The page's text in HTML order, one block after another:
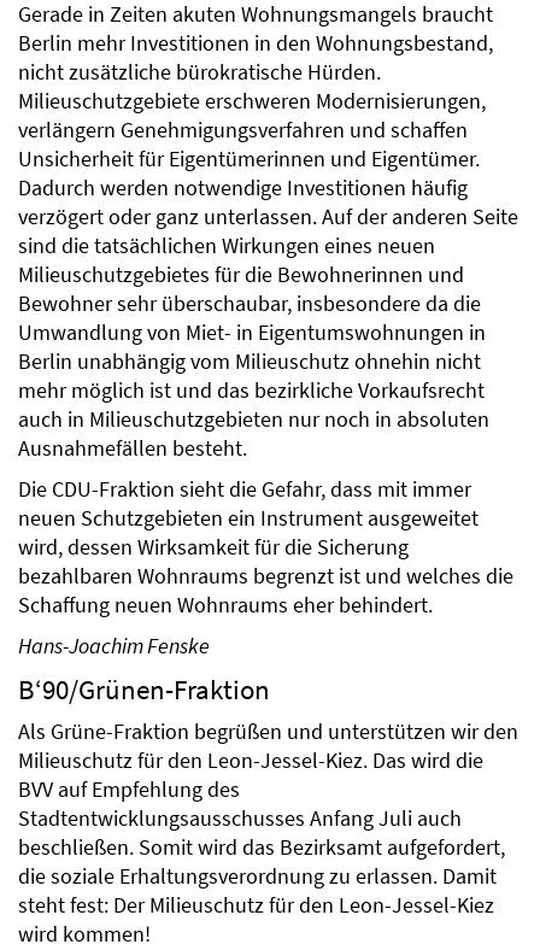
Gerade in Zeiten akuten Wohnungsmangels braucht
Berlin mehr Investitionen in den Wohnungsbestand,
nicht zusätzliche bürokratische Hürden.
Milieuschutzgebiete erschweren Modernisierungen,
verlängern Genehmigungsverfahren und schaffen
Unsicherheit für Eigentümerinnen und Eigentümer.
Dadurch werden notwendige Investitionen häufig
verzögert oder ganz unterlassen. Auf der anderen Seite
sind die tatsächlichen Wirkungen eines neuen
Milieuschutzgebietes für die Bewohnerinnen und
Bewohner sehr überschaubar, insbesondere da die
Umwandlung von Miet- in Eigentumswohnungen in
Berlin unabhängig vom Milieuschutz ohnehin nicht
mehr möglich ist und das bezirkliche Vorkaufsrecht
auch in Milieuschutzgebieten nur noch in absoluten
Ausnahmefällen besteht.
Die CDU-Fraktion sieht die Gefahr, dass mit immer
neuen Schutzgebieten ein Instrument ausgeweitet
wird, dessen Wirksamkeit für die Sicherung
bezahlbaren Wohnraums begrenzt ist und welches die
Schaffung neuen Wohnraums eher behindert.
Hans-Joachim Fenske
B‘90/Grünen-Fraktion
Als Grüne-Fraktion begrüßen und unterstützen wir den
Milieuschutz für den Leon-Jessel-Kiez. Das wird die
BVV auf Empfehlung des
Stadtentwicklungsausschusses Anfang Juli auch
beschließen. Somit wird das Bezirksamt aufgefordert,
die soziale Erhaltungsverordnung zu erlassen. Damit
steht fest: Der Milieuschutz für den Leon-Jessel-Kiez
wird kommen!